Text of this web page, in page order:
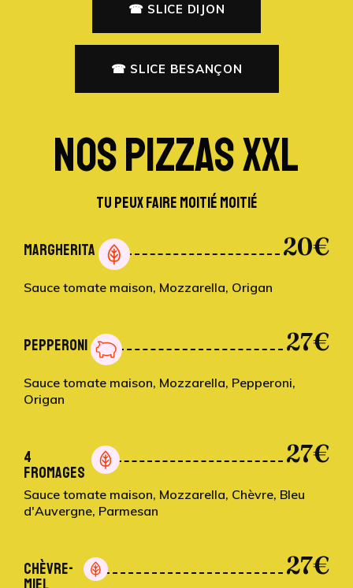
☎ SLICE DIJON
☎ SLICE BESANÇON
NOS PIZZAS XXL
TU PEUX FAIRE MOITIÉ MOITIÉ
MARGHERITA 20€
Sauce tomate maison, Mozzarella, Origan
PEPPERONI 27€
Sauce tomate maison, Mozzarella, Pepperoni,
Origan
4
FROMAGES
27€
Sauce tomate maison, Mozzarella, Chèvre, Bleu
d'Auvergne, Parmesan
CHÈVRE-
27€